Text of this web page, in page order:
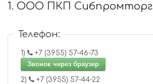
1. ООО ПКП Сибпромторг
Телефон:
1)
+7 (3955) 57-46-73
Звонок через браузер
2)
+7 (3955) 57-44-22